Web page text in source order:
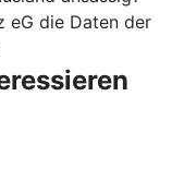
eG die Daten der